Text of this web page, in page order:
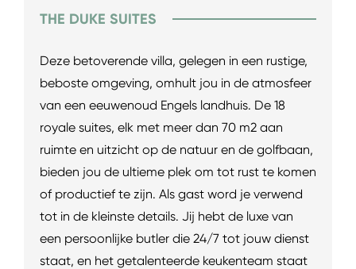
THE DUKE SUITES
Deze betoverende villa, gelegen in een rustige,
beboste omgeving, omhult jou in de atmosfeer
van een eeuwenoud Engels landhuis. De 18
royale suites, elk met meer dan 70 m2 aan
ruimte en uitzicht op de natuur en de golfbaan,
bieden jou de ultieme plek om tot rust te komen
of productief te zijn. Als gast word je verwend
tot in de kleinste details. Jij hebt de luxe van
een persoonlijke butler die 24/7 tot jouw dienst
staat, en het getalenteerde keukenteam staat